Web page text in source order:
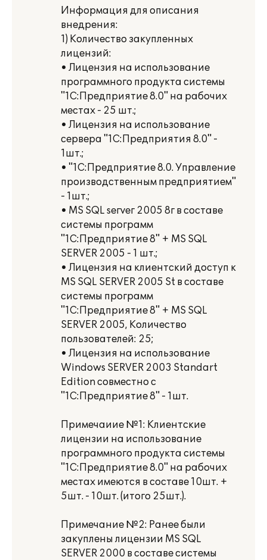
Информация для описания
внедрения:
1) Количество закупленных
лицензий:
• Лицензия на использование
программного продукта системы
"1C:Предприятие 8.0" на рабочих
местах - 25 шт.;
• Лицензия на использование
сервера "1C:Предприятия 8.0" -
1шт.;
• "1С:Предприятие 8.0. Управление
производственным предприятием"
- 1шт.;
• МS SQL sегvег 2005 8г в составе
системы программ
"1С:Предприятие 8" + МS SQL
SERVER 2005 - 1 шт.;
• Лицензия на клиентский доступ к
МS SQL SERVER 2005 St в составе
системы программ
"1C:Предприятие 8" + МS SQL
SERVER 2005, Количество
пользователей: 25;
• Лицензия на использование
Windows SERVER 2003 Standart
Edition совместно с
"1С:Предприятие 8" - 1шт.
Примечаиие №1: Клиентские
лицензии на использование
программного продукта системы
"1С:Предприятие 8.0" на рабочих
местах имеются в составе 10шт. +
5шт. - 10шт. (итого 25шт.).
Примечание №2: Ранее были
закуплены лицензии МS SQL
SERVER 2000 в составе системы